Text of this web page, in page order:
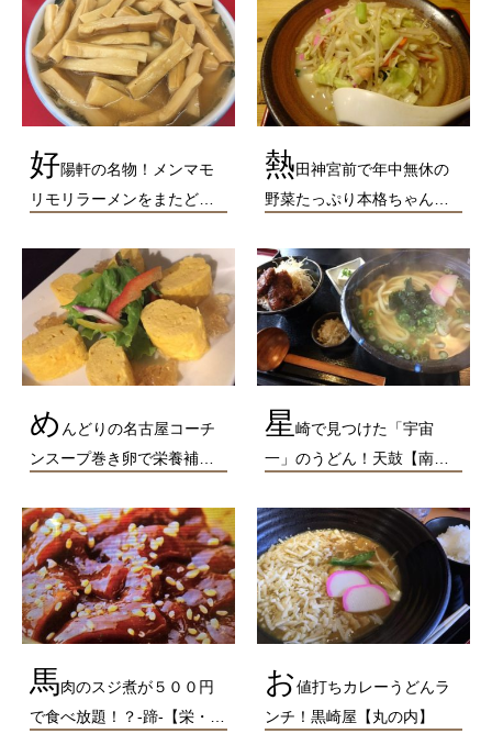
好陽軒の名物！メンマモ
リモリラーメンをまたど…
熱田神宮前で年中無休の
野菜たっぷり本格ちゃん…
め んどりの名古屋コーチ
ンスープ巻き卵で栄養補…
星崎で見つけた「宇宙
一」のうどん！天鼓【南…
馬肉のスジ煮が５００円
で食べ放題！？-蹄-【栄・…
お値打ちカレーうどんラ
ンチ！黒崎屋【丸の内】